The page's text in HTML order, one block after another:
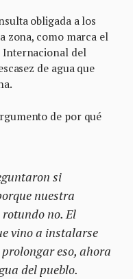
obligada a los
zona, como marca el
Internacional del
de agua que
de por qué
si
nuestra
no. El
vino a instalarse
eso, ahora
del pueblo.